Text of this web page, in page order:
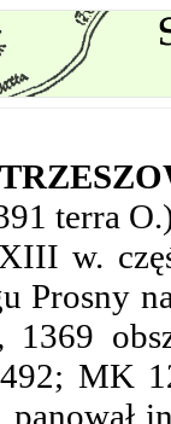
terra
w.
Prosny
1369
MK
panował